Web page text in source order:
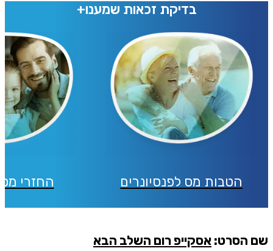
בדיקת זכאות שמענו+
הטבות מס לפנסיונרים החזרי
שם הסרט: אסקייפ רום השלב הבא